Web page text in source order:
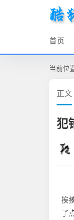
首页
当前位
正文
犯
挨
了